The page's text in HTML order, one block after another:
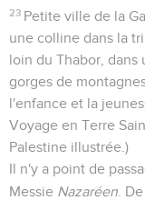
23 Petite ville de la
une colline dans la
loin du Thabor,
gorges de
l'enfance et la
Voyage en Terre
Palestine illustrée.)
Il n'y a point de
Messie Nazaréen .